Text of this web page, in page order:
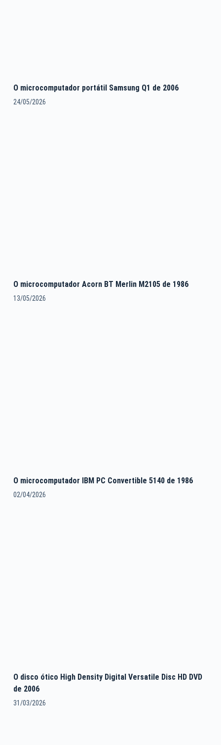
O microcomputador portátil Samsung Q1 de 2006
24/05/2026
O microcomputador Acorn BT Merlin M2105 de 1986
13/05/2026
O microcomputador IBM PC Convertible 5140 de 1986
02/04/2026
O disco ótico High Density Digital Versatile Disc HD DVD
de 2006
31/03/2026